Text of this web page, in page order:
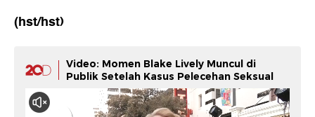
(hst/hst)
Video: Momen Blake Lively Muncul di
Publik Setelah Kasus Pelecehan Seksual